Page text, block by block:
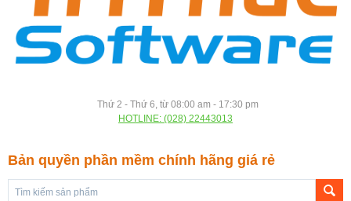
Thứ 2 - Thứ 6, từ 08:00 am - 17:30 pm
HOTLINE: (028) 22443013
Bản quyền phần mềm chính hãng giá rẻ